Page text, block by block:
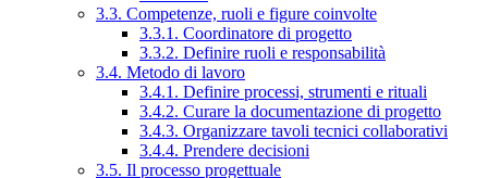
3.3. Competenze, ruoli e figure coinvolte
3.3.1. Coordinatore di progetto
3.3.2. Definire ruoli e responsabilità
3.4. Metodo di lavoro
3.4.1. Definire processi, strumenti e rituali
3.4.2. Curare la documentazione di progetto
3.4.3. Organizzare tavoli tecnici collaborativi
3.4.4. Prendere decisioni
3.5. Il processo progettuale